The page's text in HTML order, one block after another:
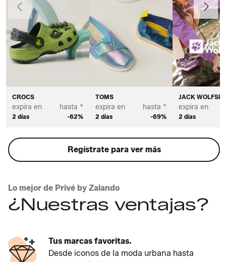
CROCS
expira en
2 días
hasta *
-62%
TOMS
expira en
2 días
hasta *
-69%
JACK
expira en
2 días
Anteriormente
Regístrate para ver más
Lo mejor de Privé by Zalando
¿Nuestras ventajas?
Tus marcas favoritas.
Desde iconos de la moda urbana hasta